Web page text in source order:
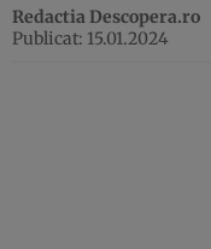
Redactia Descopera.ro
Publicat: 15.01.2024